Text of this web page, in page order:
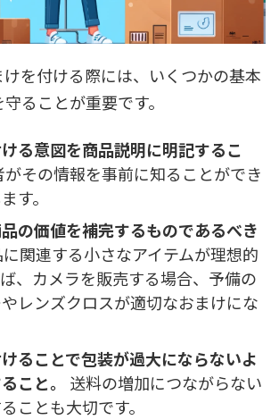
けを付ける際には、いくつかの基本
ることが重要です。
る意図を商品説明に明記するこ
がその情報を事前に知ることができ
す。
の価値を補完するものであるべき
関連する小さなアイテムが理想的
、カメラを販売する場合、予備の
レンズクロスが適切なおまけにな
ることで包装が過大にならないよ
こと。
送料の増加につながらない
ことも大切です。